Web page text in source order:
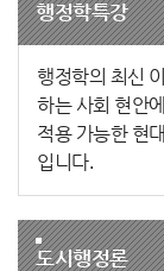
행정학특강
행정학의 최신
하는 사회 현안
적용 가능한 현
입니다.
도시행정론